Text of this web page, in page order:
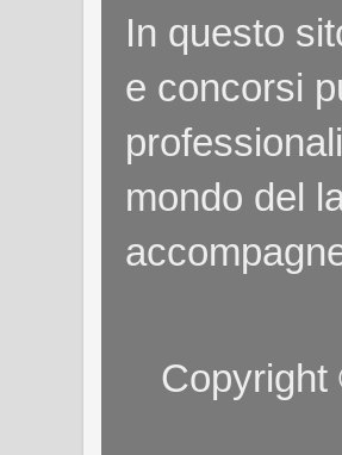
In questo
e concorsi
mondo del
Copyright